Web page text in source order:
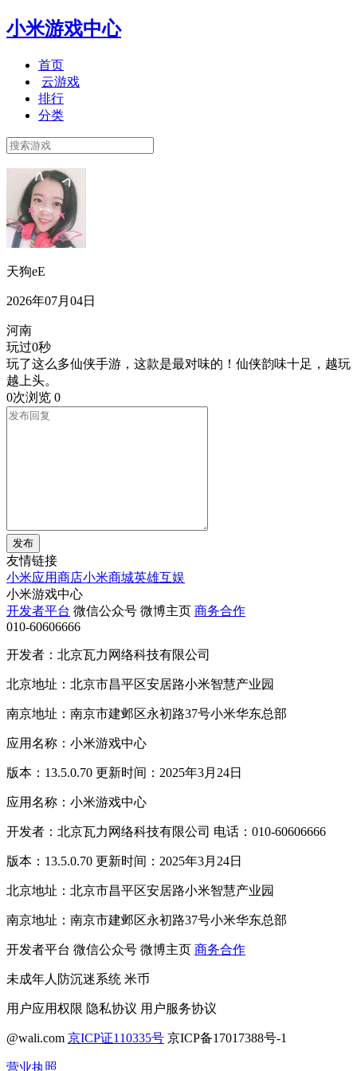
小米游戏中心
首页
云游戏
排行
分类
天狗eE
2026年07月04日
河南
玩过0秒
玩了这么多仙侠手游，这款是最对味的！仙侠韵味十足，越玩
越上头。
0次浏览 0
发布
友情链接
小米应用商店小米商城英雄互娱
小米游戏中心
开发者平台 微信公众号 微博主页 商务合作
010-60606666
开发者：北京瓦力网络科技有限公司
北京地址：北京市昌平区安居路小米智慧产业园
南京地址：南京市建邺区永初路37号小米华东总部
应用名称：小米游戏中心
版本：13.5.0.70 更新时间：2025年3月24日
应用名称：小米游戏中心
开发者：北京瓦力网络科技有限公司 电话：010-60606666
版本：13.5.0.70 更新时间：2025年3月24日
北京地址：北京市昌平区安居路小米智慧产业园
南京地址：南京市建邺区永初路37号小米华东总部
开发者平台 微信公众号 微博主页 商务合作
未成年人防沉迷系统 米币
用户应用权限 隐私协议 用户服务协议
@wali.com 京ICP证110335号 京ICP备17017388号-1
营业执照